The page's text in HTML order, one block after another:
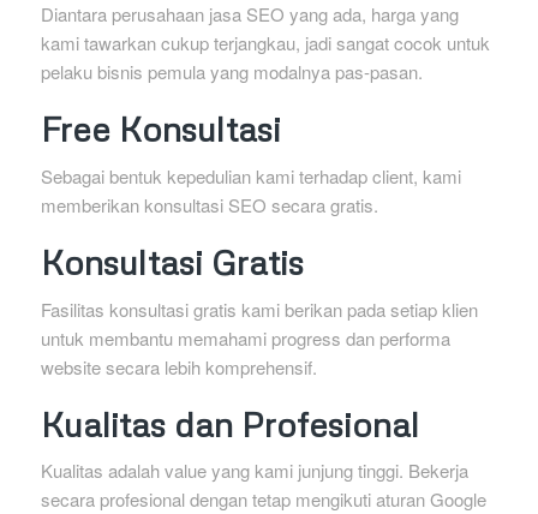
Diantara perusahaan jasa SEO yang ada, harga yang
kami tawarkan cukup terjangkau, jadi sangat cocok untuk
pelaku bisnis pemula yang modalnya pas-pasan.
Free Konsultasi
Sebagai bentuk kepedulian kami terhadap client, kami
memberikan konsultasi SEO secara gratis.
Konsultasi Gratis
Fasilitas konsultasi gratis kami berikan pada setiap klien
untuk membantu memahami progress dan performa
website secara lebih komprehensif.
Kualitas dan Profesional
Kualitas adalah value yang kami junjung tinggi. Bekerja
secara profesional dengan tetap mengikuti aturan Google